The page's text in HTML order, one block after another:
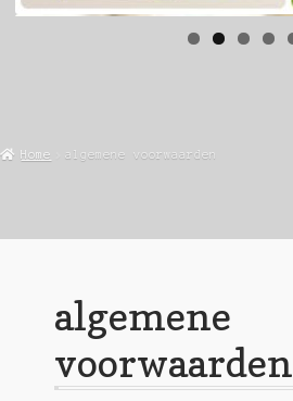
Home algemene voorwaarden
algemene
voorwaarden